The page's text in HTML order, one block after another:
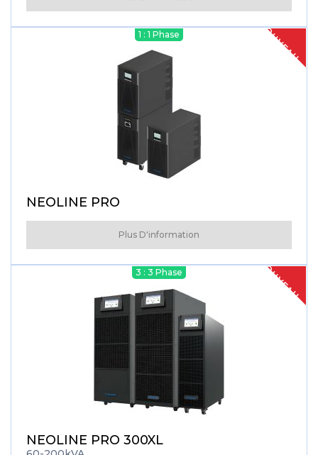
NOUVEAU
1 : 1 Phase
NEOLINE PRO
Plus D'information
NOUVEAU
3 : 3 Phase
NEOLINE PRO 300XL